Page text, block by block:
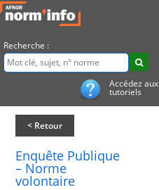
Recherche :
Accédez aux
tutoriels
< Retour
Enquête Publique
– Norme
volontaire